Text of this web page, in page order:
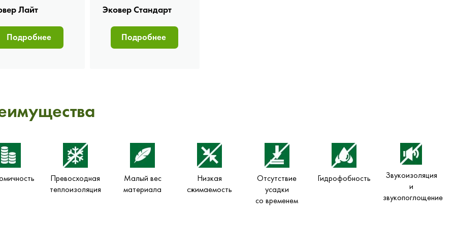
Лайт
Подробнее
Эковер Стандарт
Подробнее
Превосходная
теплоизоляция
Малый вес
материала
Низкая
сжимаемость
Отсутствие
усадки
со временем
Гидрофобность
Звукоизоляция
и
звукопоглощение